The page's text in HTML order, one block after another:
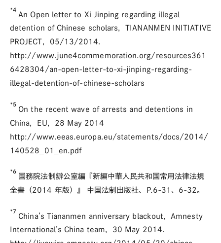
*4
An Open letter to Xi Jinping regarding illegal
detention of Chinese scholars，TIANANMEN INITIATIVE
PROJECT，05/13/2014．
http://www.june4commemoration.org/resources361
6428304/an-open-letter-to-xi-jinping-regarding-
illegal-detention-of-chinese-scholars
*5
On the recent wave of arrests and detentions in
China，EU，28 May 2014
http://www.eeas.europa.eu/statements/docs/2014/
140528_01_en.pdf
*6
国務院法制辧公室編『新編中華人民共和国常用法律法規
全書（2014 年版）』 中国法制出版社、P.6-31、6-32。
*7
China’s Tiananmen anniversary blackout，Amnesty
International’s China team，30 May 2014．